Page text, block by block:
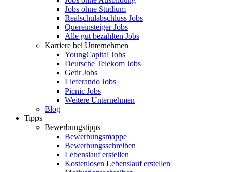
Jobs ohne Studium
Realschulabschluss Jobs
Quereinsteiger Jobs
Alle gut bezahlten Jobs
Karriere bei Unternehmen
YoungCapital Jobs
Deutsche Telekom Jobs
Getir Jobs
Lieferando Jobs
Picnic Jobs
Weitere Unternehmen
Blog
Tipps
Bewerbungstipps
Bewerbungsmappe
Bewerbungsschreiben
Lebenslauf erstellen
Kostenlosen Lebenslauf erstellen